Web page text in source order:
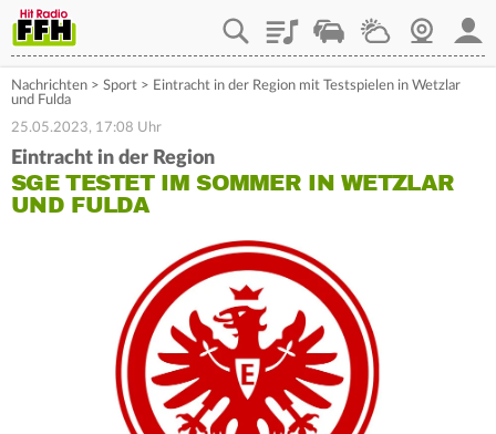
PlaylistStaupilotWetterWebcam
Nachrichten > Sport > Eintracht in der Region mit Testspielen in Wetzlar
und Fulda
25.05.2023, 17:08 Uhr
Eintracht in der Region
SGE TESTET IM SOMMER IN WETZLAR
UND FULDA